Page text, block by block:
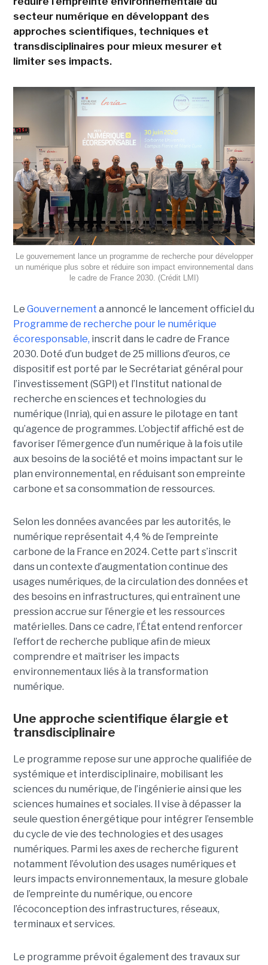
secteur numérique en développant des
approches scientifiques, techniques et
transdisciplinaires pour mieux mesurer et
limiter ses impacts.
Le gouvernement lance un programme de recherche pour développer
un numérique plus sobre et réduire son impact environnemental dans
le cadre de France 2030. (Crédit LMI)
Le Gouvernement a annoncé le lancement officiel du
Programme de recherche pour le numérique
écoresponsable, inscrit dans le cadre de France
2030. Doté d’un budget de 25 millions d’euros, ce
dispositif est porté par le Secrétariat général pour
l’investissement (SGPI) et l’Institut national de
recherche en sciences et technologies du
numérique (Inria), qui en assure le pilotage en tant
qu’agence de programmes. L’objectif affiché est de
favoriser l’émergence d’un numérique à la fois utile
aux besoins de la société et moins impactant sur le
plan environnemental, en réduisant son empreinte
carbone et sa consommation de ressources.
Selon les données avancées par les autorités, le
numérique représentait 4,4 % de l’empreinte
carbone de la France en 2024. Cette part s’inscrit
dans un contexte d’augmentation continue des
usages numériques, de la circulation des données et
des besoins en infrastructures, qui entraînent une
pression accrue sur l’énergie et les ressources
matérielles. Dans ce cadre, l’État entend renforcer
l’effort de recherche publique afin de mieux
comprendre et maîtriser les impacts
environnementaux liés à la transformation
numérique.
Une approche scientifique élargie et
transdisciplinaire
Le programme repose sur une approche qualifiée de
systémique et interdisciplinaire, mobilisant les
sciences du numérique, de l’ingénierie ainsi que les
sciences humaines et sociales. Il vise à dépasser la
seule question énergétique pour intégrer l’ensemble
du cycle de vie des technologies et des usages
numériques. Parmi les axes de recherche figurent
notamment l’évolution des usages numériques et
leurs impacts environnementaux, la mesure globale
de l’empreinte du numérique, ou encore
l’écoconception des infrastructures, réseaux,
terminaux et services.
Le programme prévoit également des travaux sur